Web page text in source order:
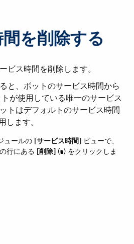
を削除する
ビス時間を削除します。
と、ボットのサービス時間から
が使用している唯一のサービス
トはデフォルトのサービス時間
します。
ュールの [サービス時間] ​ ビューで、
行にある [削除] ​ (​ ​) をクリックしま